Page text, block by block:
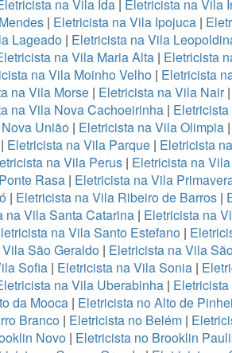
na Vila Ida| Eletricista na Vila
| Eletricista na Vila Ipojuca |
Lageado| Eletricista na Vila
na Vila Maria Alta| Eletricista
na Vila Moinho Velho | Eletricista
na Vila Morse| Eletricista na Vila Nair|
na Vila Nova Cachoeirinha|
União | Eletricista na Vila Olimpia |
| Eletricista na Vila Parque | Eletricista
na Vila Perus | Eletricista na
Rasa | Eletricista na Vila
| Eletricista na Vila Ribeiro de Barros |
na Vila Santa Catarina| Eletricista na
na Vila Santo Estefano |
São Geraldo| Eletricista na Vila
Sofia | Eletricista na Vila Sonia |
na Vila Uberabinha |
da Mooca | Eletricista no Alto de
Branco | Eletricista no Belém |
Novo | Eletricista no Brooklin